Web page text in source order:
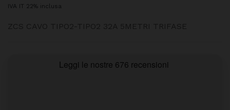
IVA IT 22% inclusa